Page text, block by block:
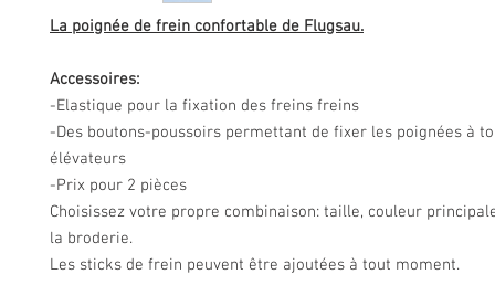
La poignée de frein confortable de Flugsau.
Accessoires:
-Elastique pour la fixation des freins freins
-Des boutons-poussoirs permettant de fixer les poignées à
élévateurs
-Prix ​​pour 2 pièces
Choisissez votre propre combinaison: taille, couleur
la broderie.
Les sticks de frein peuvent être ajoutées à tout moment.